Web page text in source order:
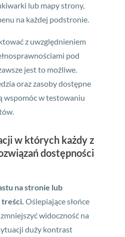
lub mapy strony,
na każdej podstronie.
z uwzględnieniem
pod
jest to możliwe.
oraz zasoby dostępne
wspomóc w testowaniu
w których każdy z
dostępności
na stronie lub
Oślepiające słońce
widoczność na
duży kontrast